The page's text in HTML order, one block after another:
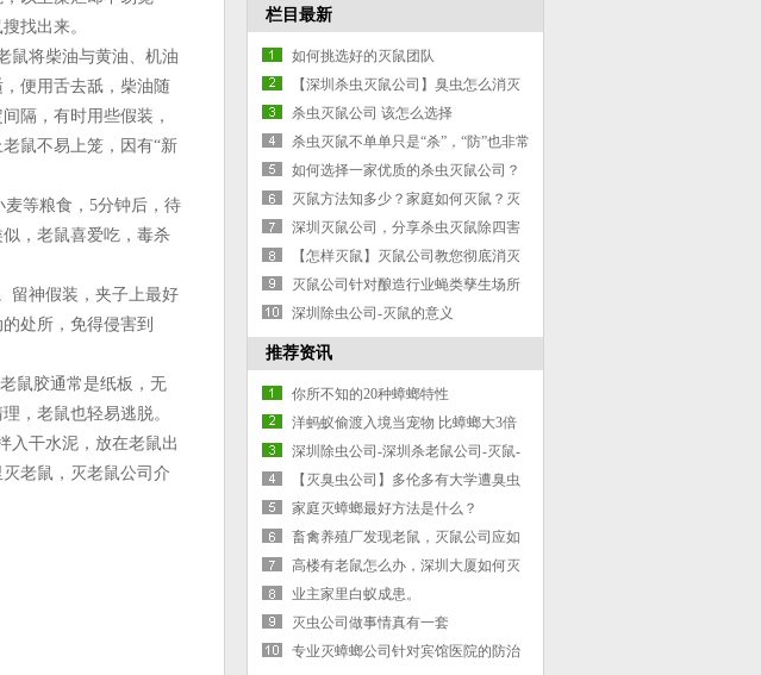
找出来。
将柴油与黄油、机油
便用舌去舐，柴油随
隔，有时用些假装，
鼠不易上笼，因有“新
等粮食，5分钟后，待
，老鼠喜爱吃，毒杀
神假装，夹子上最好
处所，免得侵害到
鼠胶通常是纸板，无
，老鼠也轻易逃脱。
干水泥，放在老鼠出
老鼠，灭老鼠公司介
沟通
栏目最新
如何挑选好的灭鼠团队
【深圳杀虫灭鼠公司】臭虫怎么消灭
最彻底
杀虫灭鼠公司 该怎么选择
杀虫灭鼠不单单只是“杀”，“防”也非常
重要
如何选择一家优质的杀虫灭鼠公司？
灭鼠方法知多少？家庭如何灭鼠？灭
老鼠公司4招教你搞定
深圳灭鼠公司，分享杀虫灭鼠除四害
的消杀技术常识
【怎样灭鼠】灭鼠公司教您彻底消灭
老鼠3步骤！
灭鼠公司针对酿造行业蝇类孳生场所
的处理要点
深圳除虫公司-灭鼠的意义
推荐资讯
你所不知的20种蟑螂特性
洋蚂蚁偷渡入境当宠物 比蟑螂大3倍
最高卖万元(图)
深圳除虫公司-深圳杀老鼠公司-灭鼠-
罗湖杀老鼠-杀虫公司
【灭臭虫公司】多伦多有大学遭臭虫
侵袭！一抓就是一小瓶！
家庭灭蟑螂最好方法是什么？
畜禽养殖厂发现老鼠，灭鼠公司应如
何应对
高楼有老鼠怎么办，深圳大厦如何灭
鼠？
业主家里白蚁成患。
灭虫公司做事情真有一套
专业灭蟑螂公司针对宾馆医院的防治